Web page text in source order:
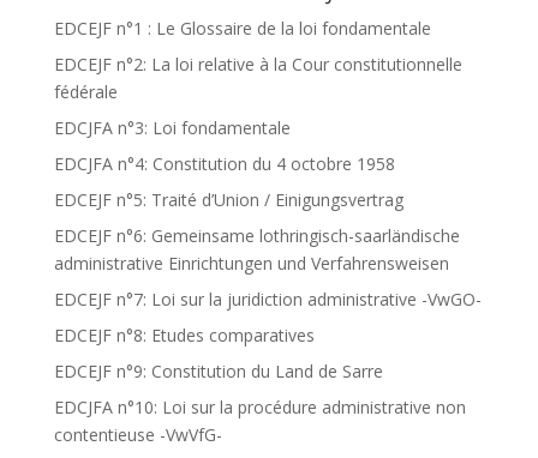
EDCEJF n°1 : Le Glossaire de la loi fondamentale
EDCEJF n°2: La loi relative à la Cour constitutionnelle
fédérale
EDCJFA n°3: Loi fondamentale
EDCJFA n°4: Constitution du 4 octobre 1958
EDCEJF n°5: Traité d’Union / Einigungsvertrag
EDCEJF n°6: Gemeinsame lothringisch-saarländische
administrative Einrichtungen und Verfahrensweisen
EDCEJF n°7: Loi sur la juridiction administrative -VwGO-
EDCEJF n°8: Etudes comparatives
EDCEJF n°9: Constitution du Land de Sarre
EDCJFA n°10: Loi sur la procédure administrative non
contentieuse -VwVfG-